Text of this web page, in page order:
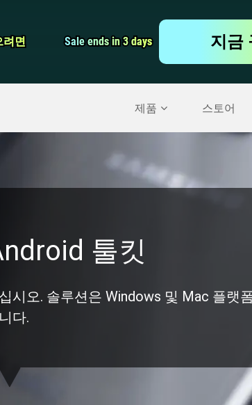
려면
려면 Sale ends in 3 days
Sale ends in 3 days 지금
제품 스토어
스크린 레코더
툴킷
오. 솔루션은 Windows 및 Mac 플랫
다.